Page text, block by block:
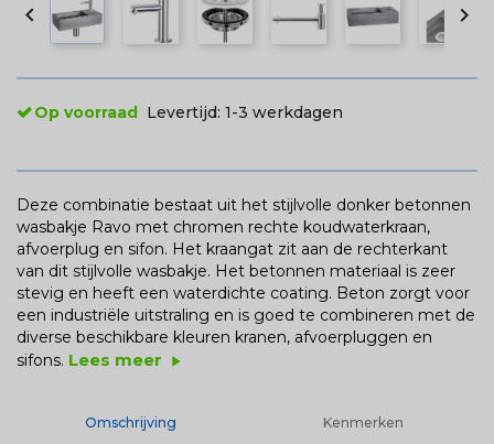
 
Op voorraad Levertijd: 1-3 werkdagen
Deze combinatie bestaat uit het stijlvolle donker betonnen
wasbakje Ravo met chromen rechte koudwaterkraan,
afvoerplug en sifon. Het kraangat zit aan de rechterkant
van dit stijlvolle wasbakje. Het betonnen materiaal is zeer
stevig en heeft een waterdichte coating. Beton zorgt voor
een industriële uitstraling en is goed te combineren met de
diverse beschikbare kleuren kranen, afvoerpluggen en
sifons. Lees meer play_arrow
Omschrijving Kenmerken